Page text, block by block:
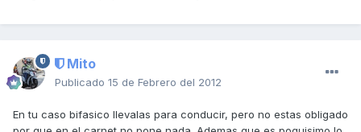
Mito
Publicado 15 de Febrero del 2012
En tu caso bifasico llevalas para conducir, pero no estas obligado